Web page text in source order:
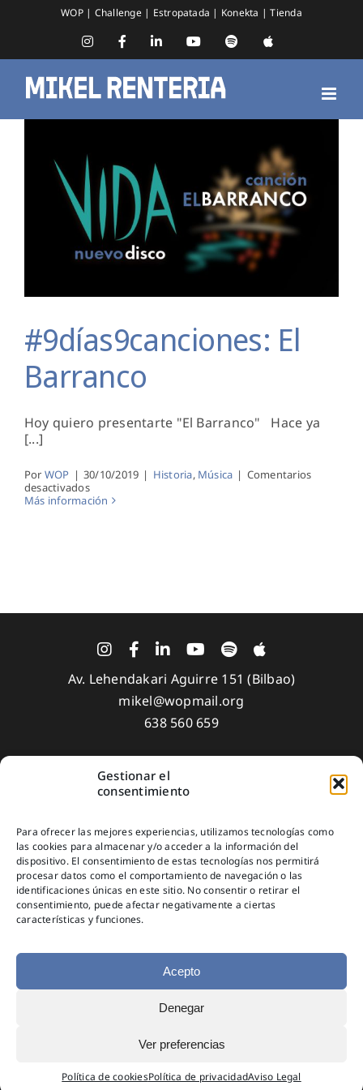
Gestionar el
consentimiento
Para ofrecer las mejores experiencias, utilizamos tecnologías como
las cookies para almacenar y/o acceder a la información del
dispositivo. El consentimiento de estas tecnologías nos permitirá
procesar datos como el comportamiento de navegación o las
identificaciones únicas en este sitio. No consentir o retirar el
consentimiento, puede afectar negativamente a ciertas
características y funciones.
Acepto
Denegar
Ver preferencias
Política de cookiesPolítica de privacidadAviso Legal
WOP | Challenge | Estropatada | Konekta |Tienda
InstagramFacebookLinkedInYouTubeSpotifyApple
#9días9canciones: El Barranco
#9días9canciones: El
Barranco
Hoy quiero presentarte "El Barranco" Hace ya
[...]
Por WOP | 30/10/2019 | Historia, Música | Comentarios
desactivadosen
#9días9canciones:
Más información
Av. Lehendakari Aguirre 151 (Bilbao)
mikel@wopmail.org
638 560 659
Aviso Legal
Política de Cookies
Suscríbete